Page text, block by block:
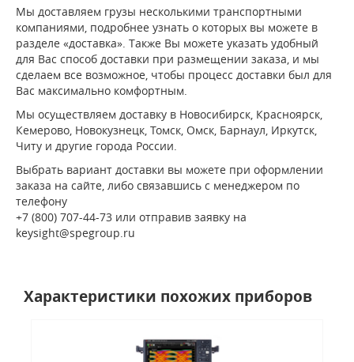
Мы доставляем грузы несколькими транспортными
компаниями, подробнее узнать о которых вы можете в
разделе «доставка». Также Вы можете указать удобный
для Вас способ доставки при размещении заказа, и мы
сделаем все возможное, чтобы процесс доставки был для
Вас максимально комфортным.
Мы осуществляем доставку в Новосибирск, Красноярск,
Кемерово, Новокузнецк, Томск, Омск, Барнаул, Иркутск,
Читу и другие города России.
Выбрать вариант доставки вы можете при оформлении
заказа на сайте, либо связавшись с менеджером по
телефону
+7 (800) 707-44-73 или отправив заявку на
keysight@spegroup.ru
Характеристики похожих приборов